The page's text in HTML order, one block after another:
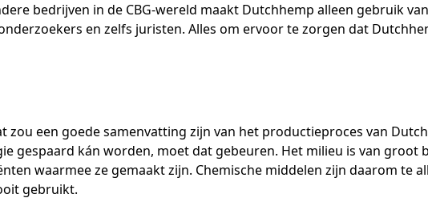
bedrijven in de CBG-wereld maakt Dutchhemp alleen gebruik
en zelfs juristen. Alles om ervoor te zorgen dat
zou een goede samenvatting zijn van het productieproces van
gespaard kán worden, moet dat gebeuren. Het milieu is van groot
waarmee ze gemaakt zijn. Chemische middelen zijn daarom te
gebruikt.